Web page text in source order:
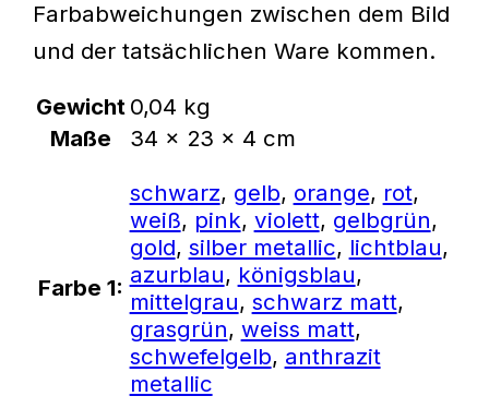
Farbabweichungen zwischen dem Bild
und der tatsächlichen Ware kommen.
Gewicht 0,04 kg
Maße
34 × 23 × 4 cm
Farbe 1:
schwarz, gelb, orange, rot,
weiß, pink, violett, gelbgrün,
gold, silber metallic, lichtblau,
azurblau, königsblau,
mittelgrau, schwarz matt,
grasgrün, weiss matt,
schwefelgelb, anthrazit
metallic